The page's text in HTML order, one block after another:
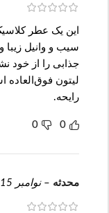
این یک عطر
سیب و وانیل
جذابی را از خود
لیتون فوق‌العاده
رایحه.
0
0
محدثه – نوامبر 15, 2025